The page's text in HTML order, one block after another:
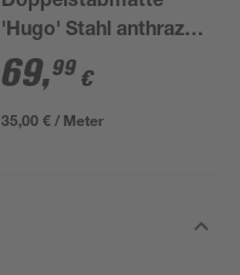
'Hugo' Stahl anthrazit
200 x 180 cm
69,99 €
35,00 € / Meter